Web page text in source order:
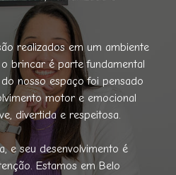
realizados em um ambiente
brincar é parte fundamental
nosso espaço foi pensado
motor e emocional
divertida e respeitosa.
e seu desenvolvimento é
Estamos em Belo